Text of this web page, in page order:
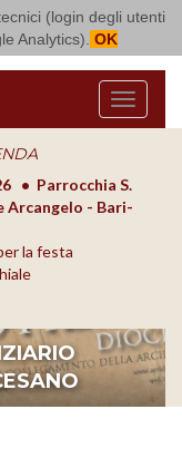
(login degli utenti
Analytics). OK
Menu
Parrocchia S.
Arcangelo - Bari-
la festa